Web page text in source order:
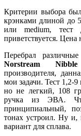
Критерии выбора
крэнками длиной до
или medium,
приветствуется.
Перебрал
Norstream
производителя,
мои задачи. Тест 1,2-
но не легкий, 108
ручка из ЭВА.
принципиальный,
тонах устроил. Ну и,
вариант для сплава.